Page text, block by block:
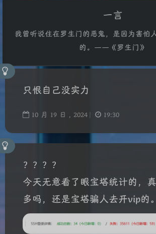
一言
我曾听说住在罗生门的恶鬼，是因为害怕
的。——《罗生门》
只恨自己没实力
10 月 19 日 , 2024 | 19:30
？？？？
今天无意看了眼宝塔统计的，
多吗，还是宝塔骗人去开vip的。